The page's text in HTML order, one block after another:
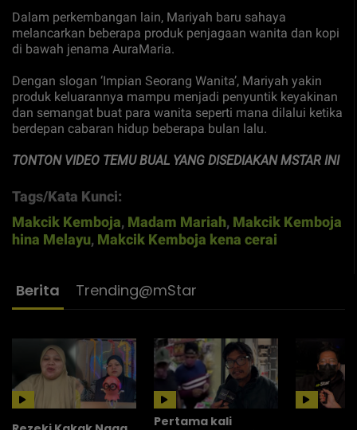
Dalam perkembangan lain, Mariyah baru sahaya
melancarkan beberapa produk penjagaan wanita dan kopi
di bawah jenama AuraMaria.
Dengan slogan ‘Impian Seorang Wanita’, Mariyah yakin
produk keluarannya mampu menjadi penyuntik keyakinan
dan semangat buat para wanita seperti mana dilalui ketika
berdepan cabaran hidup beberapa bulan lalu.
TONTON VIDEO TEMU BUAL YANG DISEDIAKAN MSTAR INI
Tags/Kata Kunci:
Makcik Kemboja, Madam Mariah, Makcik Kemboja
hina Melayu, Makcik Kemboja kena cerai
Berita Trending@mStar
Pertama kali